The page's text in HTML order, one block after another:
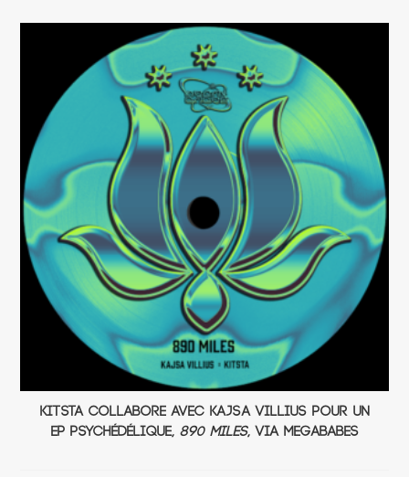
Kitsta collabore avec Kajsa Villius pour un
EP psychédélique, 890 Miles, via Megababes